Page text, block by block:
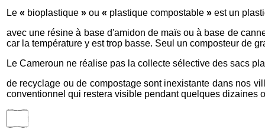
Le « bioplastique » ou « plastique compostable » est un
avec une résine à base d'amidon de maïs ou à base de
car la température y est trop basse. Seul un composteur de
Le Cameroun ne réalise pas la collecte sélective des sacs
de recyclage ou de compostage sont inexistante dans nos
conventionnel qui restera visible pendant quelques dizaines